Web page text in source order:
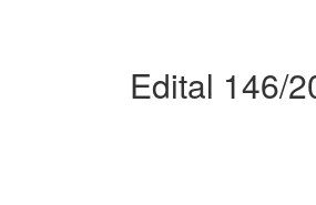
Edital 146/